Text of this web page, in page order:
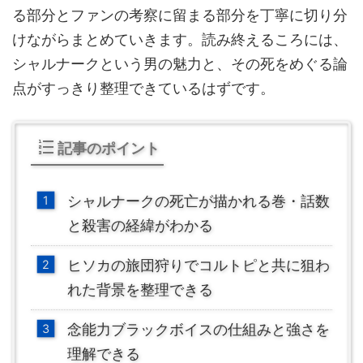
る部分とファンの考察に留まる部分を丁寧に切り分
けながらまとめていきます。読み終えるころには、
シャルナークという男の魅力と、その死をめぐる論
点がすっきり整理できているはずです。
記事のポイント
シャルナークの死亡が描かれる巻・話数
と殺害の経緯がわかる
ヒソカの旅団狩りでコルトピと共に狙わ
れた背景を整理できる
念能力ブラックボイスの仕組みと強さを
理解できる